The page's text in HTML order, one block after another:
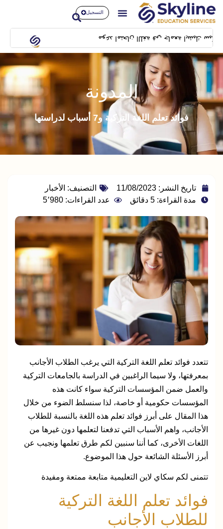
التسجيل
موعد امتحان اللغة في جامعة ايشيك سيكون بتاريخ 14/02/2024 بمبنى SFL building بشيلا
المدونة
فوائد تعلم اللغة التركية و7 أسباب لدراستها
تاريخ النشر: 11/08/2023 التصنيف: الأخبار
مدة القراءة: 5 دقائق
عدد القراءات: 5٬980
تتعدد فوائد تعلم اللغة التركية التي يرغب الطلاب الأجانب
بمعرفتها، ولا سيما الراغبين في الدراسة بالجامعات التركية
والعمل ضمن المؤسسات التركية سواء كانت هذه
المؤسسات حكومية أو خاصة، لذا سنسلط الضوء من خلال
هذا المقال على أبرز فوائد تعلم هذه اللغة بالنسبة للطلاب
الأجانب، واهم الأسباب التي تدفعنا لتعلمها دون غيرها من
اللغات الأخرى، كما أننا سنبين لكم طرق تعلمها ونجيب عن
أبرز الأسئلة الشائعة حول هذا الموضوع.
تتمنى لكم سكاي لاين التعليمية متابعة ممتعة ومفيدة
فوائد تعلم اللغة التركية
للطلاب الأجانب